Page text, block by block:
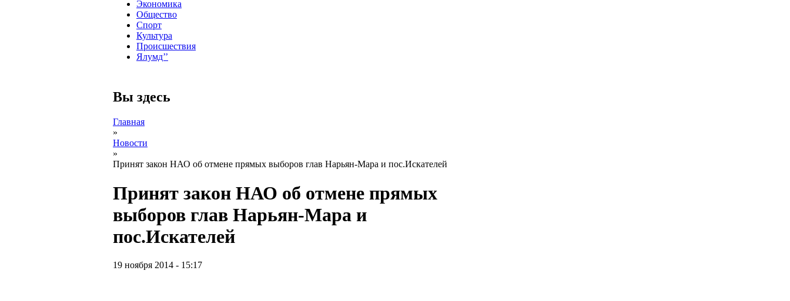
Экономика
Общество
Спорт
Культура
Происшествия
Ялумд’’
Вы здесь
Главная
»
Новости
»
Принят закон НАО об отмене прямых выборов глав Нарьян-Мара и пос.Искателей
Принят закон НАО об отмене прямых
выборов глав Нарьян-Мара и
пос.Искателей
19 ноября 2014 - 15:17